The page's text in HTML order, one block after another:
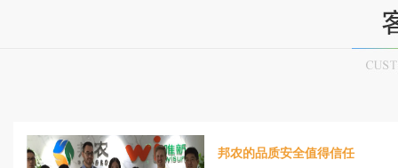
邦农的品质安全值得信任